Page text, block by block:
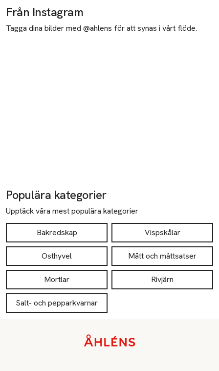
Från Instagram
Tagga dina bilder med @ahlens för att synas i vårt flöde.
Populära kategorier
Upptäck våra mest populära kategorier
Bakredskap Vispskålar
Osthyvel Mått och måttsatser
Mortlar Rivjärn
Salt- och pepparkvarnar